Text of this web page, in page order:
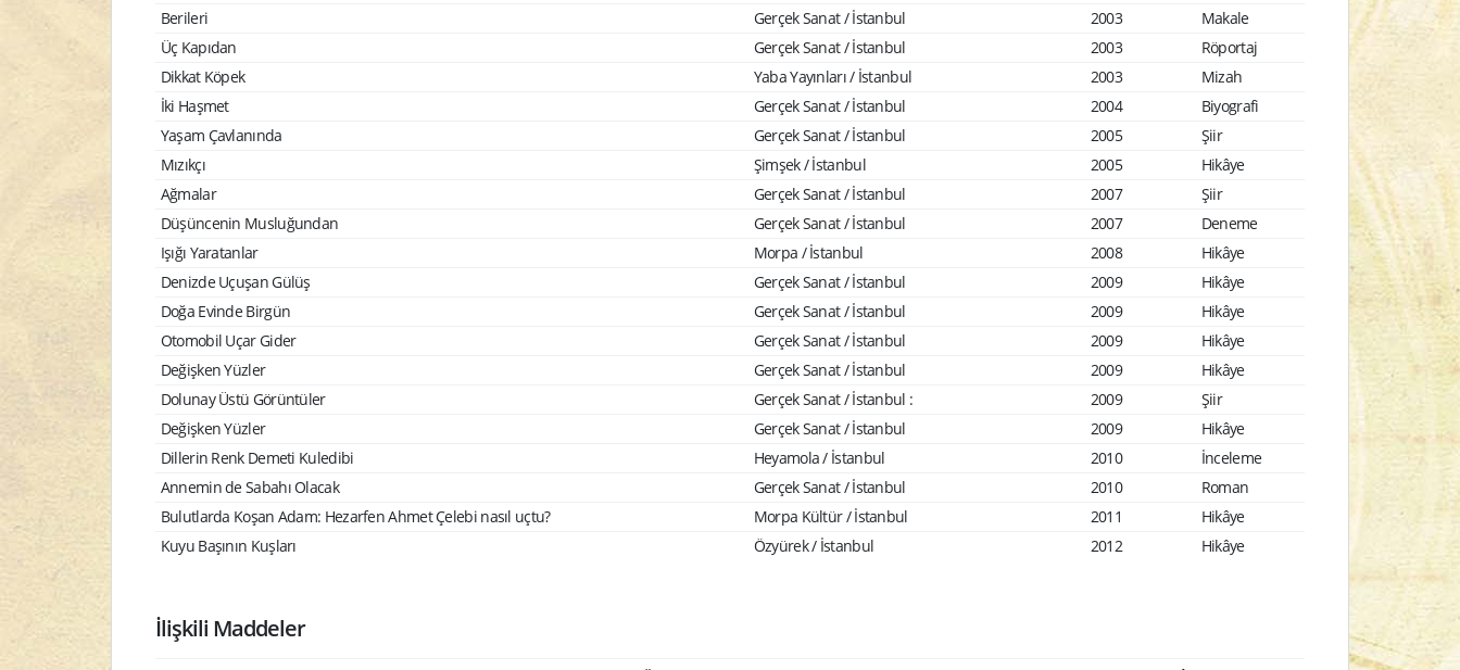
Berileri
Gerçek Sanat / İstanbul 2003
Makale
Üç Kapıdan
Gerçek Sanat / İstanbul 2003
Röportaj
Dikkat Köpek
Yaba Yayınları / İstanbul 2003
Mizah
İki Haşmet
Gerçek Sanat / İstanbul 2004
Biyografi
Yaşam Çavlanında
Gerçek Sanat / İstanbul 2005
Şiir
Mızıkçı
Şimşek / İstanbul 2005
Hikâye
Ağmalar
Gerçek Sanat / İstanbul 2007
Şiir
Düşüncenin Musluğundan
Gerçek Sanat / İstanbul 2007
Deneme
Işığı Yaratanlar
Morpa / İstanbul 2008
Hikâye
Denizde Uçuşan Gülüş
Gerçek Sanat / İstanbul 2009
Hikâye
Doğa Evinde Birgün
Gerçek Sanat / İstanbul 2009
Hikâye
Otomobil Uçar Gider
Gerçek Sanat / İstanbul 2009
Hikâye
Değişken Yüzler
Gerçek Sanat / İstanbul 2009
Hikâye
Dolunay Üstü Görüntüler
Gerçek Sanat / İstanbul : 2009
Şiir
Değişken Yüzler
Gerçek Sanat / İstanbul 2009
Hikâye
Dillerin Renk Demeti Kuledibi
Heyamola / İstanbul 2010
İnceleme
Annemin de Sabahı Olacak
Gerçek Sanat / İstanbul 2010
Roman
Bulutlarda Koşan Adam: Hezarfen Ahmet Çelebi nasıl uçtu?
Morpa Kültür / İstanbul 2011
Hikâye
Kuyu Başının Kuşları
Özyürek / İstanbul 2012 Hikâye
İlişkili Maddeler